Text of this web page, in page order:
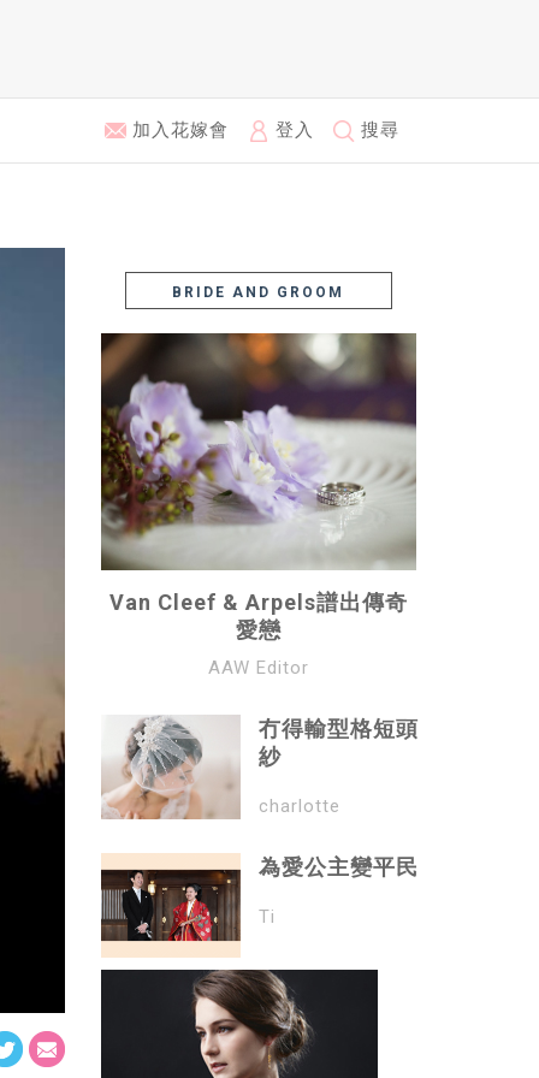
加入花嫁會 登入 搜尋
BRIDE AND GROOM
Van Cleef & Arpels譜出傳奇
愛戀
AAW Editor
冇得輸型格短頭
紗
charlotte
為愛公主變平民
Ti